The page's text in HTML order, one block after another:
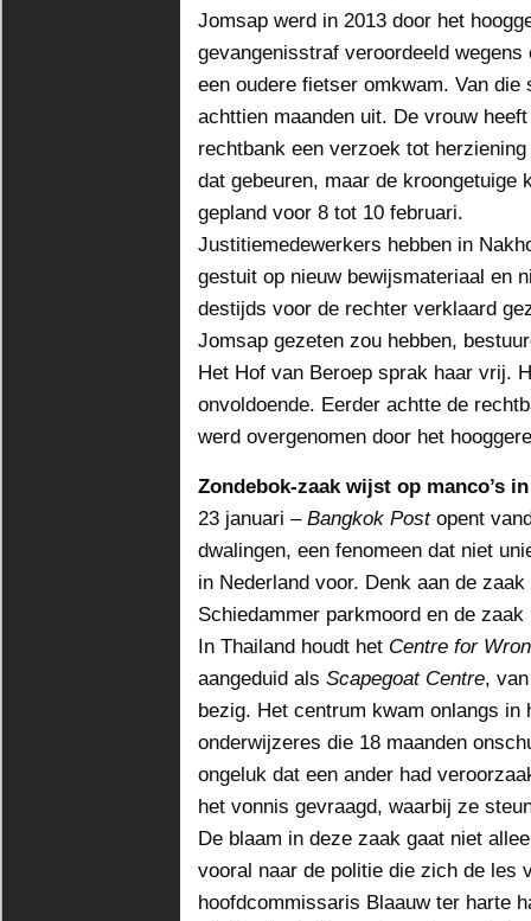
Jomsap werd in 2013 door het
gevangenisstraf veroordeeld
een oudere fietser omkwam. Van
achttien maanden uit. De vrouw
rechtbank een verzoek tot
dat gebeuren, maar de kroongetuige
gepland voor 8 tot 10 februari.
Justitiemedewerkers hebben in
gestuit op nieuw bewijsmateriaal en
destijds voor de rechter verklaard
Jomsap gezeten zou hebben,
Het Hof van Beroep sprak haar vrij.
onvoldoende. Eerder achtte de
werd overgenomen door het
Zondebok-zaak wijst op manco’s
23 januari – Bangkok Postopent
dwalingen, een fenomeen dat niet
in Nederland voor. Denk aan de
Schiedammer parkmoord en de
In Thailand houdt het Centre for
aangeduid als Scapegoat Centre,
bezig. Het centrum kwam onlangs
onderwijzeres die 18 maanden
ongeluk dat een ander had
het vonnis gevraagd, waarbij ze
De blaam in deze zaak gaat niet
vooral naar de politie die zich de les
hoofdcommissaris Blaauw ter harte